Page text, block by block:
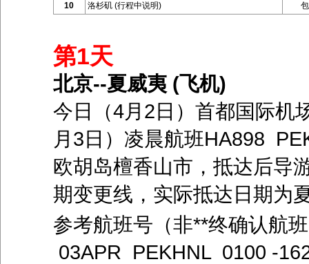
10
洛杉矶 (行程中说明)
第1天
北京--夏威夷 (飞机)
今日（4月2日）首都国际机
月3日）凌晨航班HA898
欧胡岛檀香山市，抵达后导
期变更线，实际抵达日期为
参考航班号（非**终确认航
03APR PEKHNL 0100 -